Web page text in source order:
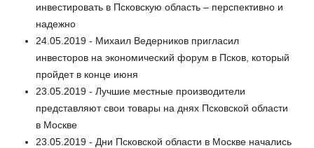
инвестировать в Псковскую область – перспективно и
надежно
24.05.2019 - Михаил Ведерников пригласил
инвесторов на экономический форум в Псков, который
пройдет в конце июня
23.05.2019 - Лучшие местные производители
представляют свои товары на днях Псковской области
в Москве
23.05.2019 - Дни Псковской области в Москве начались